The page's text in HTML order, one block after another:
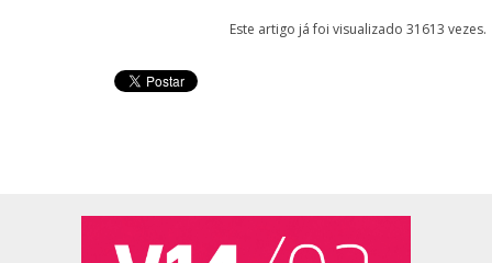
Este artigo já foi visualizado 31613 vezes.